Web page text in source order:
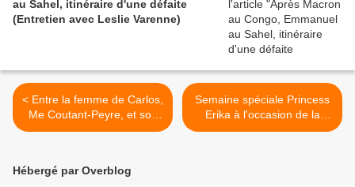
au Sahel, itinéraire d'une défaite
(Entretien avec Leslie Varenne)
< Entre la femme de Carlos,
Me Coutant-Peyre, et son
collectif d'avocats
Semaine spéciale Princess
Erika à l'occasion de la
sortie de son 5ème Album
Hébergé par Overblog